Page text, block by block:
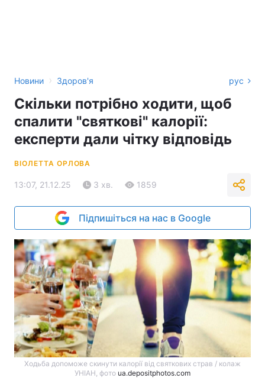
Новини › Здоров'я рус
Скільки потрібно ходити, щоб
спалити "святкові" калорії:
експерти дали чітку відповідь
ВІОЛЕТТА ОРЛОВА
13:07, 21.12.25 3 хв. 1859
Підпишіться на нас в Google
Ходьба допоможе скинути калорії від святкових страв / колаж
УНІАН, фото ua.depositphotos.com